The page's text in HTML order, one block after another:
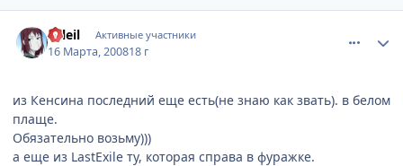
soleil Активные участники
16 Марта, 200818 г
из Кенсина последний еще есть(не знаю как звать). в белом
плаще.
Обязательно возьму)))
а еще из LastExile ту, которая справа в фуражке.